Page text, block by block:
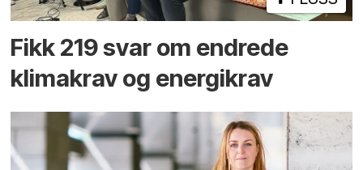
Fikk 219 svar om endrede
klimakrav og energikrav